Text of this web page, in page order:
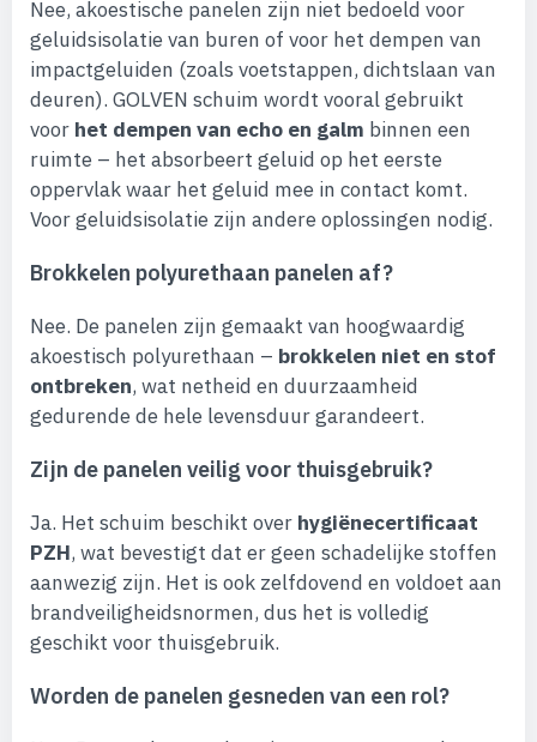
Nee, akoestische panelen zijn niet bedoeld voor
geluidsisolatie van buren of voor het dempen van
impactgeluiden (zoals voetstappen, dichtslaan van
deuren). GOLVEN schuim wordt vooral gebruikt
voor het dempen van echo en galm binnen een
ruimte – het absorbeert geluid op het eerste
oppervlak waar het geluid mee in contact komt.
Voor geluidsisolatie zijn andere oplossingen nodig.
Brokkelen polyurethaan panelen af?
Nee. De panelen zijn gemaakt van hoogwaardig
akoestisch polyurethaan – brokkelen niet en stof
ontbreken, wat netheid en duurzaamheid
gedurende de hele levensduur garandeert.
Zijn de panelen veilig voor thuisgebruik?
Ja. Het schuim beschikt over hygiënecertificaat
PZH, wat bevestigt dat er geen schadelijke stoffen
aanwezig zijn. Het is ook zelfdovend en voldoet aan
brandveiligheidsnormen, dus het is volledig
geschikt voor thuisgebruik.
Worden de panelen gesneden van een rol?